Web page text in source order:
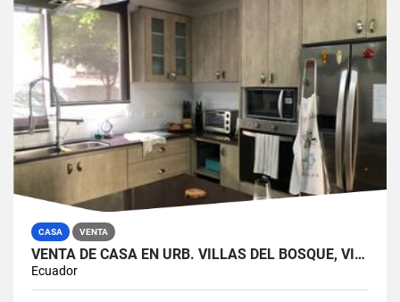
CASA VENTA
VENTA DE CASA EN URB. VILLAS DEL BOSQUE, VÍA A LA COSTA
Ecuador